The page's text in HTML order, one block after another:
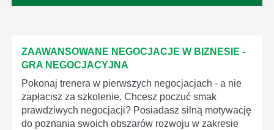
ZAAWANSOWANE NEGOCJACJE W BIZNESIE -
GRA NEGOCJACYJNA
Pokonaj trenera w pierwszych negocjacjach - a nie
zapłacisz za szkolenie. Chcesz poczuć smak
prawdziwych negocjacji? Posiadasz silną motywację
do poznania swoich obszarów rozwoju w zakresie